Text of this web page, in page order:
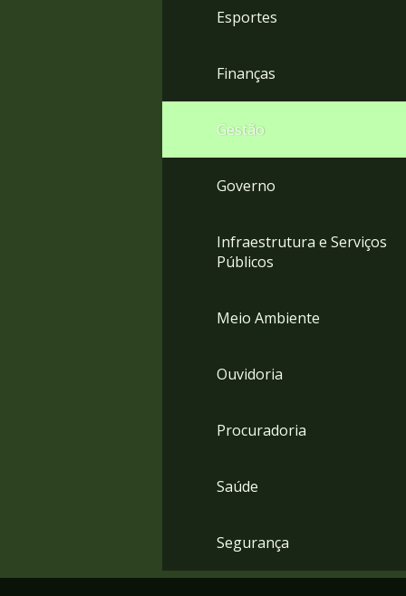
Esportes
Finanças
Gestão
Governo
Infraestrutura e Serviços
Públicos
Meio Ambiente
Ouvidoria
Procuradoria
Saúde
Segurança